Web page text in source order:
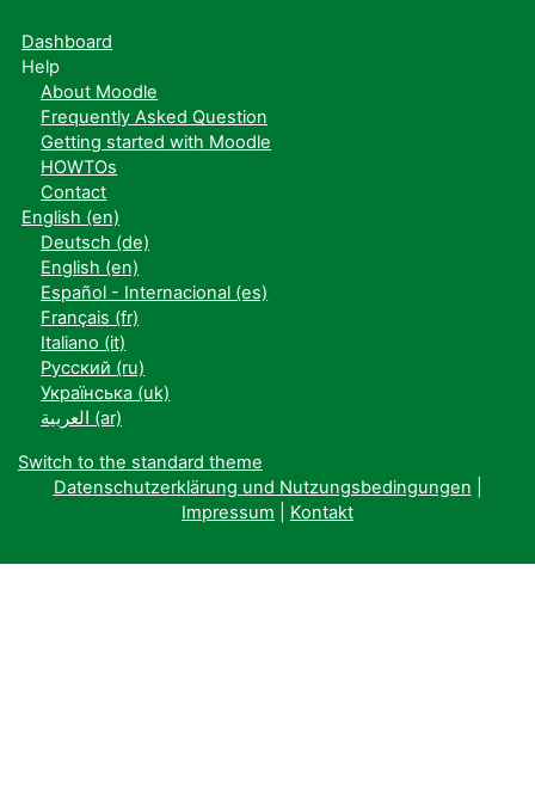
Dashboard
Help
About Moodle
Frequently Asked Question
Getting started with Moodle
HOWTOs
Contact
English ‎(en)‎
Deutsch ‎(de)‎
English ‎(en)‎
Español - Internacional ‎(es)‎
Français ‎(fr)‎
Italiano ‎(it)‎
Русский ‎(ru)‎
Українська ‎(uk)‎
العربية ‎(ar)‎
Switch to the standard theme
Datenschutzerklärung und Nutzungsbedingungen
Impressum
Kontakt